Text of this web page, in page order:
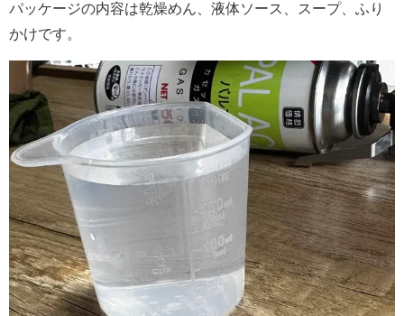
パッケージの内容は乾燥めん、液体ソース、スープ、ふり
かけです。